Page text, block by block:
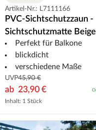
Artikel-Nr.: L7111166
PVC-Sichtschutzzaun -
Sichtschutzmatte Beige
Perfekt für Balkone
blickdicht
verschiedene Maße
UVP45,90 €
ab 23,90 €
Inhalt: 1 Stück